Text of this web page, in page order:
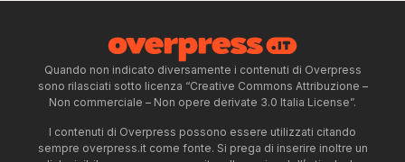
Quando non indicato diversamente i contenuti di Overpress
sono rilasciati sotto licenza “Creative Commons Attribuzione –
Non commerciale – Non opere derivate 3.0 Italia License”.
I contenuti di Overpress possono essere utilizzati citando
sempre overpress.it come fonte. Si prega di inserire inoltre un